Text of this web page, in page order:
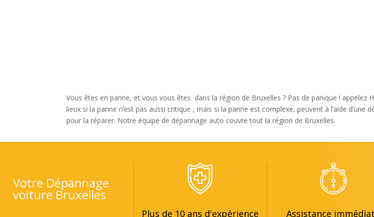
Vous êtes en panne, et vous vous êtes dans la région de Bruxelles ? Pas de panique ! appelez
lieux si la panne n’est pas aussi critique , mais si la panne est complexe, peuvent à l’aide
pour la réparer. Notre équipe de dépannage auto couvre tout la région de Bruxelles.
Votre Dépannage
voiture Bruxelles
Plus de 10 ans d'expérience Assistance